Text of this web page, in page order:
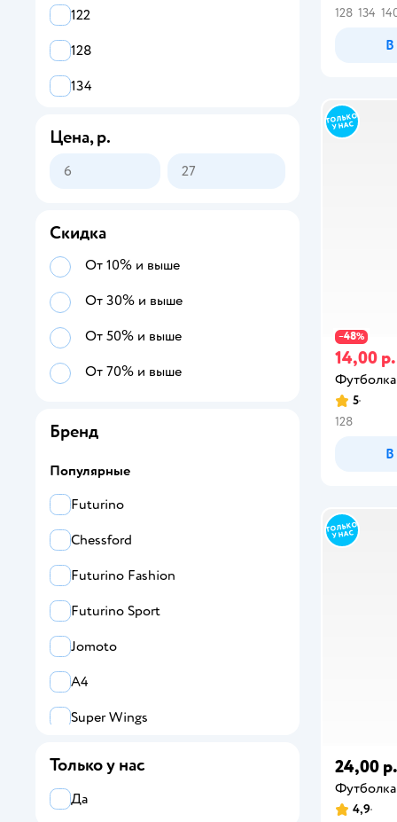
128 134
В
−48%
14,00 р.
5
128
В
24,00 р.
4,9
122
128
134
158
164
Цена, р.
Скидка
От 10% и выше
От 30% и выше
От 50% и выше
От 70% и выше
Бренд
Популярные
Futurino
Chessford
Futurino Fashion
Futurino Sport
Jomoto
А4
Super Wings
Все
Только у нас
Да